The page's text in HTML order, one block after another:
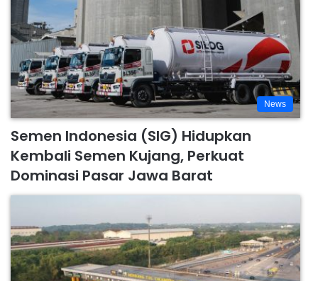
News
Semen Indonesia (SIG) Hidupkan
Kembali Semen Kujang, Perkuat
Dominasi Pasar Jawa Barat